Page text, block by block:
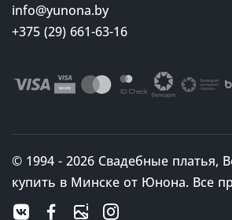
info@yunona.by
+375 (29) 661-63-16
© 1994 - 2026 Свадебные платья,
купить в Минске от Юнона. Все